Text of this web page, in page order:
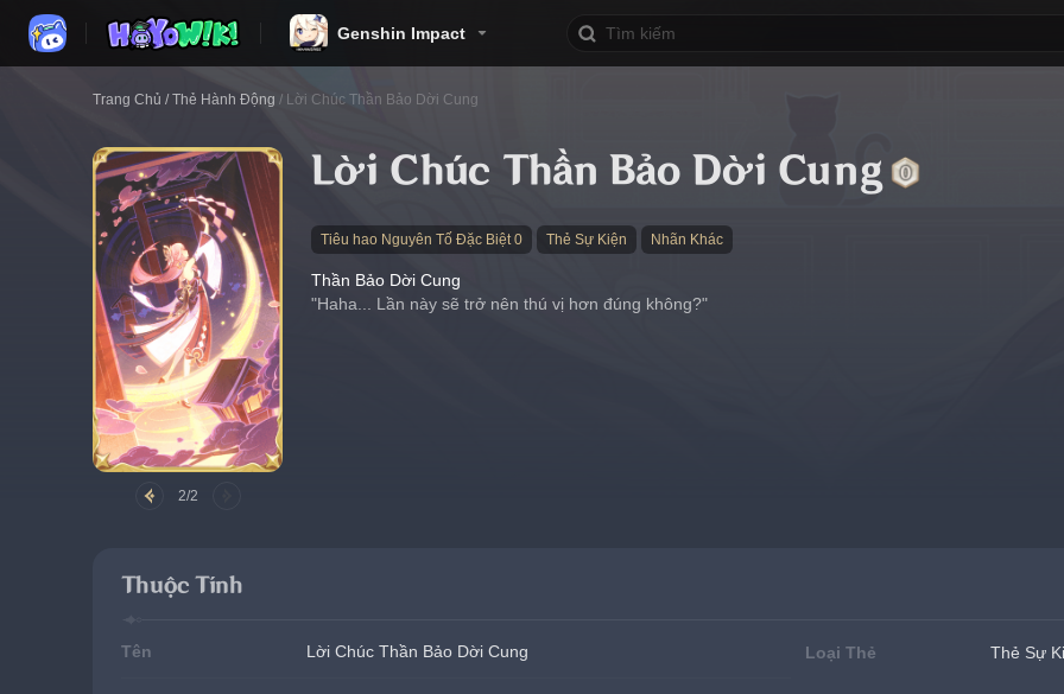
Genshin Impact
Trang Chủ / Thẻ Hành Động / Lời Chúc Thần Bảo Dời Cung
2/2
Lời Chúc Thần Bảo Dời Cung
Tiêu hao Nguyên Tố Đặc Biệt 0 Thẻ Sự Kiện Nhãn Khác
Thần Bảo Dời Cung
"Haha... Lần này sẽ trở nên thú vị hơn đúng không?"
Thuộc Tính
Tên Lời Chúc Thần Bảo Dời Cung Loại Thẻ Thẻ Sự